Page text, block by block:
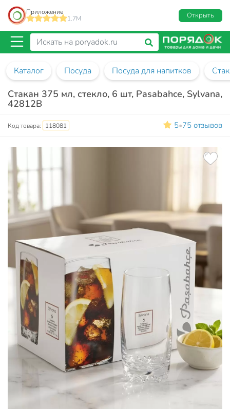
Приложение
1.7M
Открыть
Каталог Посуда Посуда для напитков
Стакан 375 мл, стекло, 6 шт, Pasabahce, Sylvana,
42812B
Код товара: 118081 5•75 отзывов